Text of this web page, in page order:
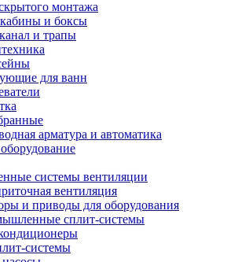
монтажа
и боксы
и трапы
для ванн
арматура и автоматика
системы вентиляции
вентиляция
и приводы для оборудования
сплит-системы
системы